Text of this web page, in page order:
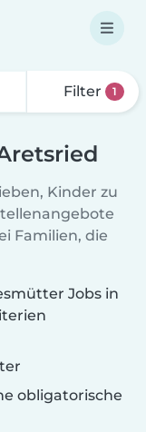
Filter 1
Kinder zu
Familien, die
Jobs in
obligatorische